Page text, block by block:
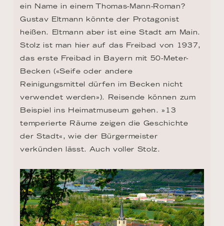
ein Name in einem Thomas-Mann-Roman?
Gustav Eltmann könnte der Protagonist
heißen. Eltmann aber ist eine Stadt am Main.
Stolz ist man hier auf das Freibad von 1937,
das erste Freibad in Bayern mit 50-Meter-
Becken («Seife oder andere
Reinigungsmittel dürfen im Becken nicht
verwendet werden»). Reisende können zum
Beispiel ins Heimatmuseum gehen. »13
temperierte Räume zeigen die Geschichte
der Stadt«, wie der Bürgermeister
verkünden lässt. Auch voller Stolz.